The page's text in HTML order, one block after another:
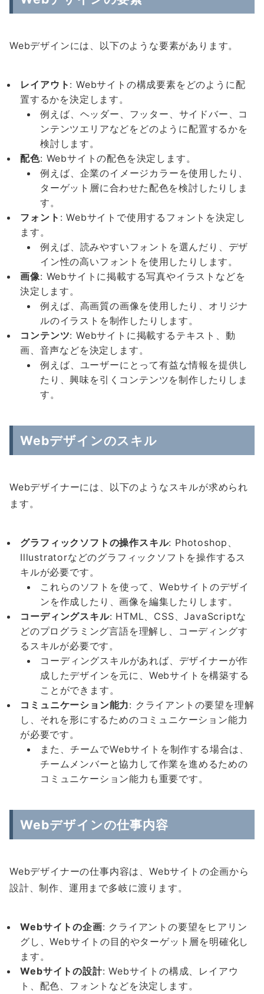
Webデザインには、以下のような要素があります。
レイアウト : Webサイトの構成要素をどのように配
置するかを決定します。
例えば、ヘッダー、フッター、サイドバー、コ
ンテンツエリアなどをどのように配置するかを
検討します。
配色: Webサイトの配色を決定します。
例えば、企業のイメージカラーを使用したり、
ターゲット層に合わせた配色を検討したりしま
す。
フォント : Webサイトで使用するフォントを決定し
ます。
例えば、読みやすいフォントを選んだり、デザ
イン性の高いフォントを使用したりします。
画像: Webサイトに掲載する写真やイラストなどを
決定します。
例えば、高画質の画像を使用したり、オリジナ
ルのイラストを制作したりします。
コンテンツ: Webサイトに掲載するテキスト、動
画、音声などを決定します。
例えば、ユーザーにとって有益な情報を提供し
たり、興味を引くコンテンツを制作したりしま
す。
Webデザインのスキル
Webデザイナーには、以下のようなスキルが求められ
ます。
グラフィックソフトの操作スキル: Photoshop、
Illustratorなどのグラフィックソフトを操作するス
キルが必要です。
これらのソフトを使って、Webサイトのデザイ
ンを作成したり、画像を編集したりします。
コーディングスキル: HTML、CSS、JavaScriptな
どのプログラミング言語を理解し、コーディングす
るスキルが必要です。
コーディングスキルがあれば、デザイナーが作
成したデザインを元に、Webサイトを構築する
ことができます。
コミュニケーション能力: クライアントの要望を理解
し、それを形にするためのコミュニケーション能力
が必要です。
また、チームでWebサイトを制作する場合は、
チームメンバーと協力して作業を進めるための
コミュニケーション能力も重要です。
Webデザインの仕事内容
Webデザイナーの仕事内容は、Webサイトの企画から
設計、制作、運用まで多岐に渡ります。
Webサイトの企画: クライアントの要望をヒアリン
グし、Webサイトの目的やターゲット層を明確化し
ます。
Webサイトの設計: Webサイトの構成、レイアウ
ト、配色、フォントなどを決定します。